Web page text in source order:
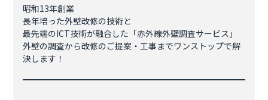
昭和13年創業
長年培った外壁改修の技術と
最先端のICT技術が融合した「赤外線外壁調査サービス」
外壁の調査から改修のご提案・工事までワンストップで解
決します！